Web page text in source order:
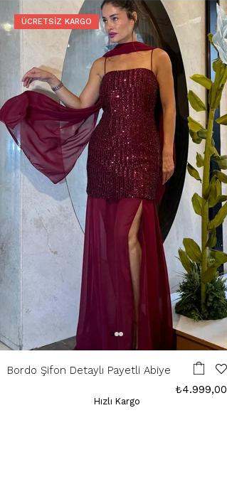
Bordo Şifon Detaylı Payetli Abiye
₺4.999,00
Hızlı Kargo
ÜCRETSIZ KARGO